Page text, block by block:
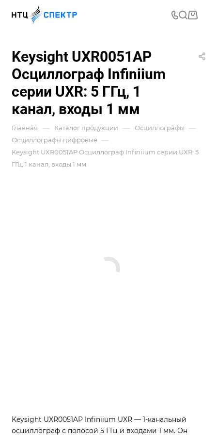
Keysight UXR0051AP
Осциллограф Infiniium
серии UXR: 5 ГГц, 1
канал, входы 1 мм
Главная — Каталог продукции — Осциллографы —
Осциллографы цифровые —
Keysight UXR0051AP Осциллограф Infiniium серии UXR: 5
ГГц, 1 канал, входы 1 мм
Keysight UXR0051AP Infiniium UXR — 1-канальный
осциллограф с полосой 5 ГГц и входами 1 мм. Он